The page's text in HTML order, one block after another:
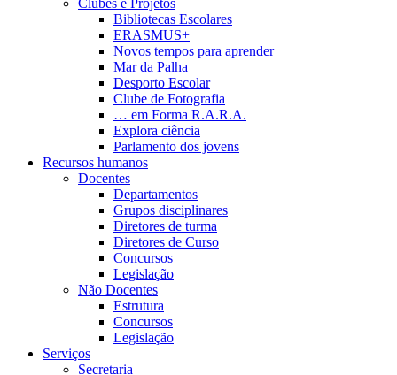
Clubes e Projetos
Bibliotecas Escolares
ERASMUS+
Novos tempos para aprender
Mar da Palha
Desporto Escolar
Clube de Fotografia
… em Forma R.A.R.A.
Explora ciência
Parlamento dos jovens
Recursos humanos
Docentes
Departamentos
Grupos disciplinares
Diretores de turma
Diretores de Curso
Concursos
Legislação
Não Docentes
Estrutura
Concursos
Legislação
Serviços
Secretaria